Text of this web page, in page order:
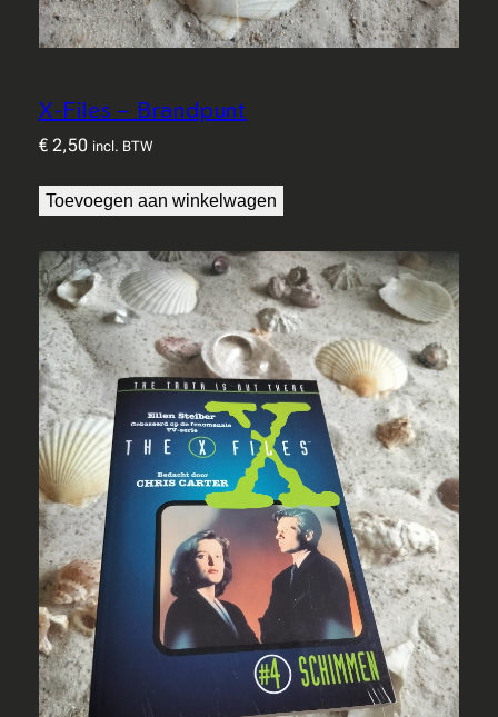
X-Files – Brandpunt
€2,50 incl. BTW
Toevoegen aan winkelwagen